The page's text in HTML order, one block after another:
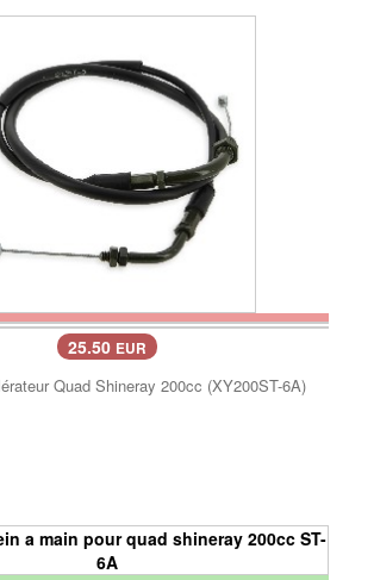
25.50 EUR
Quad Shineray 200cc (XY200ST-6A)